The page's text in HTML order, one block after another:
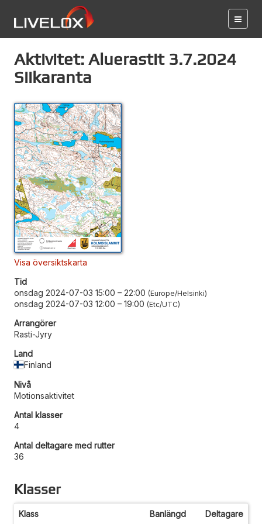
Aktivitet: Aluerastit 3.7.2024
Siikaranta
Visa översiktskarta
Tid
onsdag 2024-07-03 15:00 – 22:00 Europe/Helsinki
onsdag 2024-07-03 12:00 – 19:00 Etc/UTC
Arrangörer
Rasti-Jyry
Land
Finland
Nivå
Motionsaktivitet
Antal klasser
4
Antal deltagare med rutter
36
Klasser
Klass Banlängd Deltagare